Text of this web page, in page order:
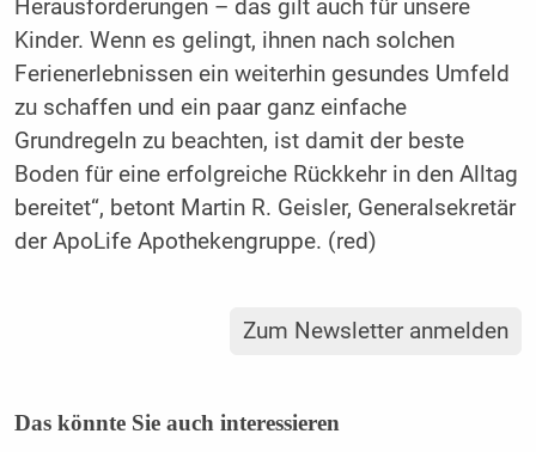
Herausforderungen – das gilt auch für unsere
Kinder. Wenn es gelingt, ihnen nach solchen
Ferienerlebnissen ein weiterhin gesundes Umfeld
zu schaffen und ein paar ganz einfache
Grundregeln zu beachten, ist damit der beste
Boden für eine erfolgreiche Rückkehr in den Alltag
bereitet“, betont Martin R. Geisler, Generalsekretär
der ApoLife Apothekengruppe. (red)
Zum Newsletter anmelden
Das könnte Sie auch interessieren